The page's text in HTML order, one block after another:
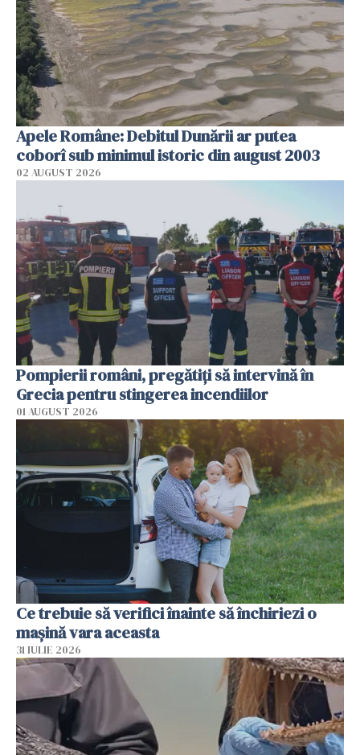
Apele Române: Debitul Dunării ar putea
coborî sub minimul istoric din august 2003
02 AUGUST 2026
Pompierii români, pregătiţi să intervină în
Grecia pentru stingerea incendiilor
01 AUGUST 2026
Ce trebuie să verifici înainte să închiriezi o
mașină vara aceasta
31 IULIE 2026